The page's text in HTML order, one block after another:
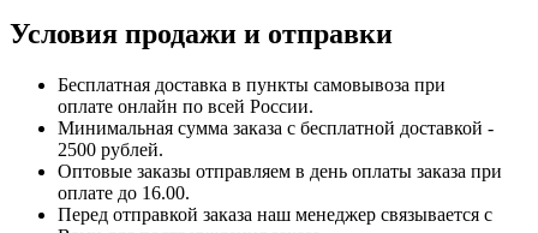
Условия продажи и отправки
Бесплатная доставка в пункты самовывоза при
оплате онлайн по всей России.
Минимальная сумма заказа с бесплатной доставкой -
2500 рублей.
Оптовые заказы отправляем в день оплаты заказа при
оплате до 16.00.
Перед отправкой заказа наш менеджер связывается с